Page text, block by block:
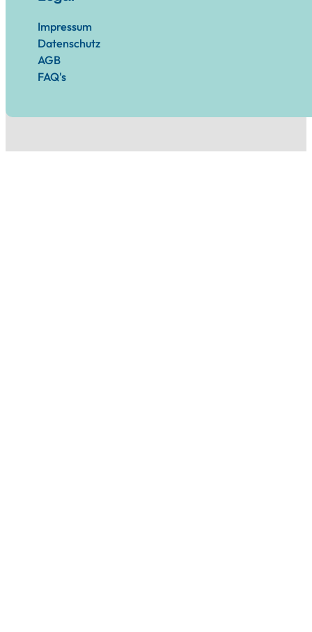
Impressum
Datenschutz
AGB
FAQ's